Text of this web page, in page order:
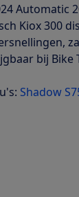
Kiox 300
bij Bike
Shadow
Motor,